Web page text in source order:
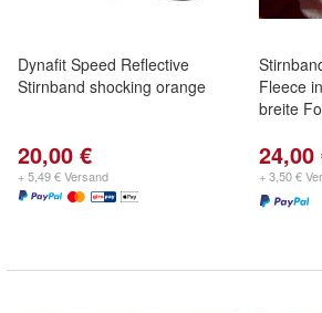
Dynafit Speed Reflective
Stirnband shocking orange
20,00 €
+ 5,49 € Versand
Fleece
breite
24,00
+ 3,50 €